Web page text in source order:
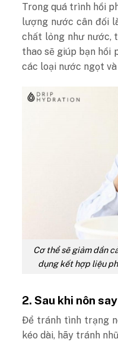
Trong quá trình hồi
lượng nước cân đối
chất lỏng như nước,
thao sẽ giúp bạn hồi
các loại nước ngọt
Cơ thể sẽ giảm dần
dụng kết hợp liệu
2. Sau khi nôn
Để tránh tình trạng
kéo dài, hãy tránh